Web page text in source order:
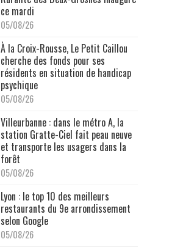
ce mardi
05/08/26
À la Croix-Rousse, Le Petit Caillou
cherche des fonds pour ses
résidents en situation de handicap
psychique
05/08/26
Villeurbanne : dans le métro A, la
station Gratte-Ciel fait peau neuve
et transporte les usagers dans la
forêt
05/08/26
Lyon : le top 10 des meilleurs
restaurants du 9e arrondissement
selon Google
05/08/26